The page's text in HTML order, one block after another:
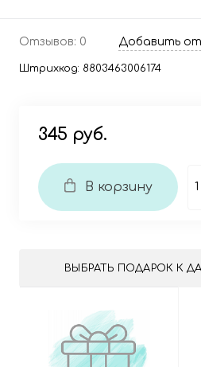
Отзывов: 0 Добавить
Штрихкод: 8803463006174
345 руб.
В корзину
ВЫБРАТЬ ПОДАРОК К